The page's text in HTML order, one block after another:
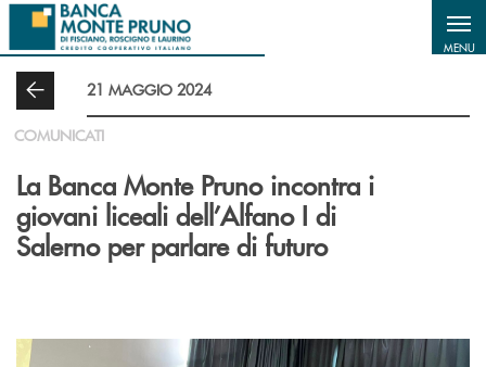
Salta al contenuto principale
MENU
21 MAGGIO 2024
COMUNICATI
La Banca Monte Pruno incontra i
giovani liceali dell’Alfano I di
Salerno per parlare di futuro